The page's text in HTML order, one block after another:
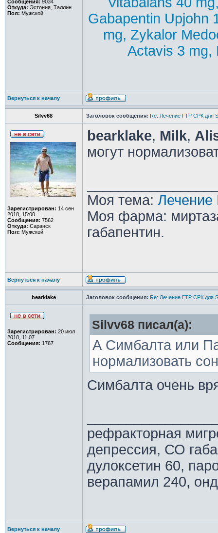
Сообщения: 9034
Откуда: Эстония, Таллин
Пол: Мужской
Gabapentin Upjohn
mg, Zykalor
Actavis 3 mg,
Вернуться к началу
Silvv68 Заголовок сообщения: Re: Лечение ГТР СРК для
Зарегистрирован: 14 сен
2018, 15:00
Сообщения: 7562
Откуда: Саранск
Пол: Мужской
bearklake, Milk,
могут
Моя тема:
Моя фарма:
габапентин.
Вернуться к началу
bearklake Заголовок сообщения: Re: Лечение ГТР СРК для
Зарегистрирован: 20 июл
2018, 11:07
Сообщения: 1767
Silvv68 писал(а):
А Симбалта или
нормализовать
Симбалта очень
рефракторная
депрессия, СО
дулоксетин 60,
верапамил 240,
Вернуться к началу